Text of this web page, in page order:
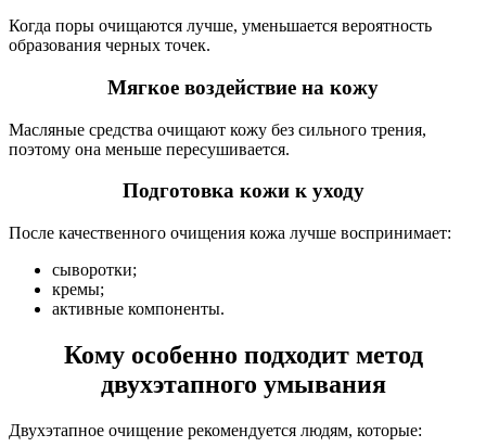
Когда поры очищаются лучше, уменьшается вероятность
образования черных точек.
Мягкое воздействие на кожу
Масляные средства очищают кожу без сильного трения,
поэтому она меньше пересушивается.
Подготовка кожи к уходу
После качественного очищения кожа лучше воспринимает:
сыворотки;
кремы;
активные компоненты.
Кому особенно подходит метод
двухэтапного умывания
Двухэтапное очищение рекомендуется людям, которые: